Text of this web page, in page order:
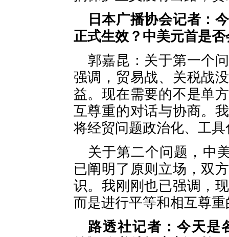
日本广播协会记者：
正式生效？中美元首是
郭嘉昆：关于第一个
强调，贸易战、关税战
益。现在需要的不是单
互尊重的对话与协商。
将经贸问题政治化、工具
关于第二个问题，中
已阐明了原则立场，双
识。我刚刚也已强调，
而是进行平等和相互尊
路透社记者：今天是